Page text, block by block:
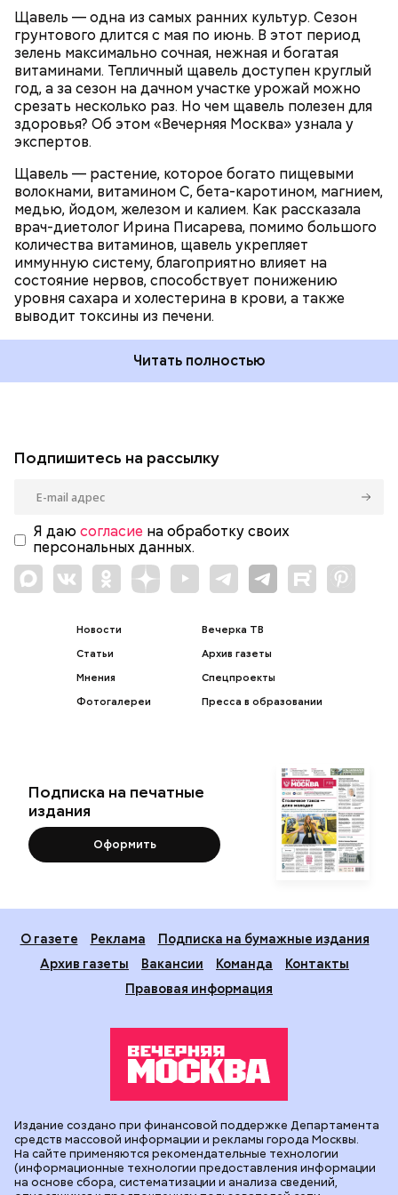
Щавель — одна из самых ранних культур. Сезон
грунтового длится с мая по июнь. В этот период
зелень максимально сочная, нежная и богатая
витаминами. Тепличный щавель доступен круглый
год, а за сезон на дачном участке урожай можно
срезать несколько раз. Но чем щавель полезен для
здоровья? Об этом «Вечерняя Москва» узнала у
экспертов.
Щавель — растение, которое богато пищевыми
волокнами, витамином С, бета-каротином, магнием,
медью, йодом, железом и калием. Как рассказала
врач-диетолог Ирина Писарева, помимо большого
количества витаминов, щавель укрепляет
иммунную систему, благоприятно влияет на
состояние нервов, способствует понижению
уровня сахара и холестерина в крови, а также
выводит токсины из печени.
Читать полностью
ЗДОРОВЬЕ ВРАЧИ
РАСТЕНИЯ
ПРОДУКТЫ
Подпишитесь на рассылку
Я даю согласие на обработку своих
персональных данных.
Новости
Статьи
Мнения
Фотогалереи
Вечерка ТВ
Архив газеты
Спецпроекты
Пресса в образовании
Подписка на печатные
издания
Оформить
О газете Реклама
Подписка на бумажные издания
Архив газеты
Вакансии Команда
Контакты
Правовая информация
Издание создано при финансовой поддержке Департамента
средств массовой информации и рекламы города Москвы.
На сайте применяются рекомендательные технологии
(информационные технологии предоставления информации
на основе сбора, систематизации и анализа сведений,